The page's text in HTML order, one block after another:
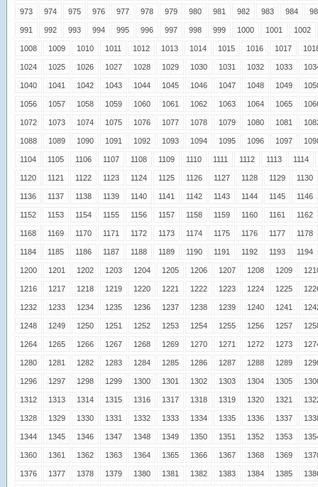
973 974 975 976 977 978 979 980 981 982 983 984
991 992 993 994 995 996 997 998 999 1000 1001 1002
1008 1009 1010 1011 1012 1013 1014 1015 1016 1017
1024 1025 1026 1027 1028 1029 1030 1031 1032 1033
1040 1041 1042 1043 1044 1045 1046 1047 1048 1049
1056 1057 1058 1059 1060 1061 1062 1063 1064 1065
1072 1073 1074 1075 1076 1077 1078 1079 1080 1081
1088 1089 1090 1091 1092 1093 1094 1095 1096 1097
1104 1105 1106 1107 1108 1109 1110 1111 1112 1113 1114
1120 1121 1122 1123 1124 1125 1126 1127 1128 1129 1130
1136 1137 1138 1139 1140 1141 1142 1143 1144 1145 1146
1152 1153 1154 1155 1156 1157 1158 1159 1160 1161 1162
1168 1169 1170 1171 1172 1173 1174 1175 1176 1177 1178
1184 1185 1186 1187 1188 1189 1190 1191 1192 1193 1194
1200 1201 1202 1203 1204 1205 1206 1207 1208 1209
1216 1217 1218 1219 1220 1221 1222 1223 1224 1225
1232 1233 1234 1235 1236 1237 1238 1239 1240 1241
1248 1249 1250 1251 1252 1253 1254 1255 1256 1257
1264 1265 1266 1267 1268 1269 1270 1271 1272 1273
1280 1281 1282 1283 1284 1285 1286 1287 1288 1289
1296 1297 1298 1299 1300 1301 1302 1303 1304 1305
1312 1313 1314 1315 1316 1317 1318 1319 1320 1321
1328 1329 1330 1331 1332 1333 1334 1335 1336 1337
1344 1345 1346 1347 1348 1349 1350 1351 1352 1353
1360 1361 1362 1363 1364 1365 1366 1367 1368 1369
1376 1377 1378 1379 1380 1381 1382 1383 1384 1385